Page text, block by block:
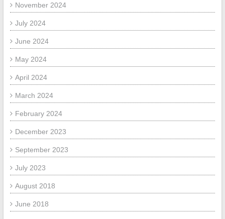
November 2024
July 2024
June 2024
May 2024
April 2024
March 2024
February 2024
December 2023
September 2023
July 2023
August 2018
June 2018